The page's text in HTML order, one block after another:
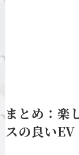
まとめ：楽
スの良いEV